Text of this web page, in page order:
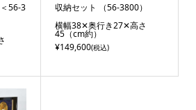
56-3
収納セット （56-3800）
横幅38✕奥行き27✕高さ
45（cm約）
¥149,600(税込)